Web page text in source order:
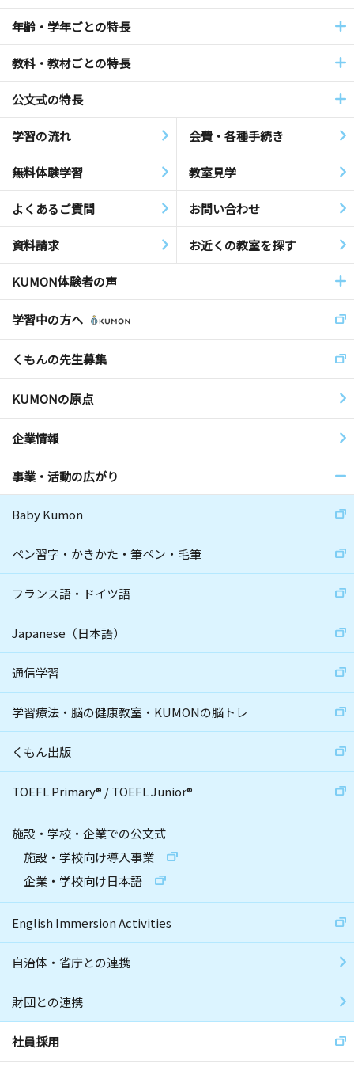
年齢・学年ごとの特長
教科・教材ごとの特長
公文式の特長
学習の流れ 会費・各種手続き
無料体験学習 教室見学
よくあるご質問 お問い合わせ
資料請求 お近くの教室を探す
KUMON体験者の声
学習中の方へ
くもんの先生募集
KUMONの原点
企業情報
事業・活動の広がり
Baby Kumon
ペン習字・かきかた・筆ペン・毛筆
フランス語・ドイツ語
Japanese（日本語）
通信学習
学習療法・脳の健康教室・KUMONの脳トレ
くもん出版
TOEFL Primary® /TOEFL Junior®
施設・学校・企業での公文式
施設・学校向け導入事業
企業・学校向け日本語
English Immersion Activities
自治体・省庁との連携
財団との連携
社員採用